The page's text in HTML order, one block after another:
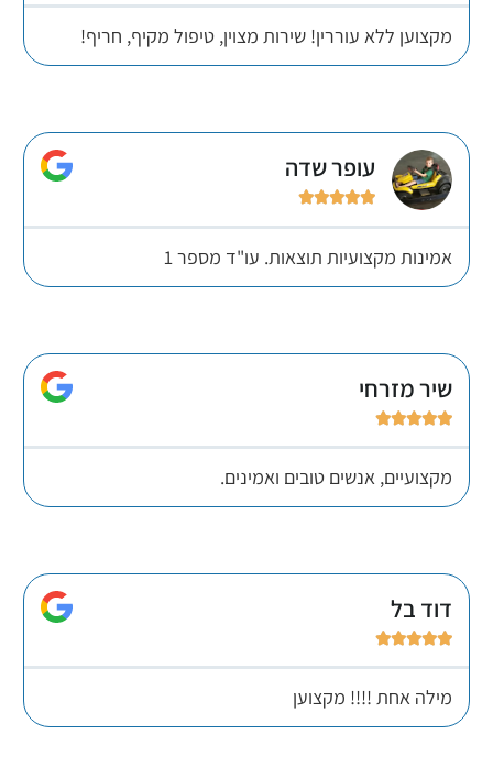
מקצוען ללא עוררין! שירות מצוין, טיפול מקיף, חריף!
עופר שדה





אמינות מקצועיות תוצאות. עו"ד מספר 1
שיר מזרחי





מקצועיים, אנשים טובים ואמינים.
דוד בל





מילה אחת !!!! מקצוען